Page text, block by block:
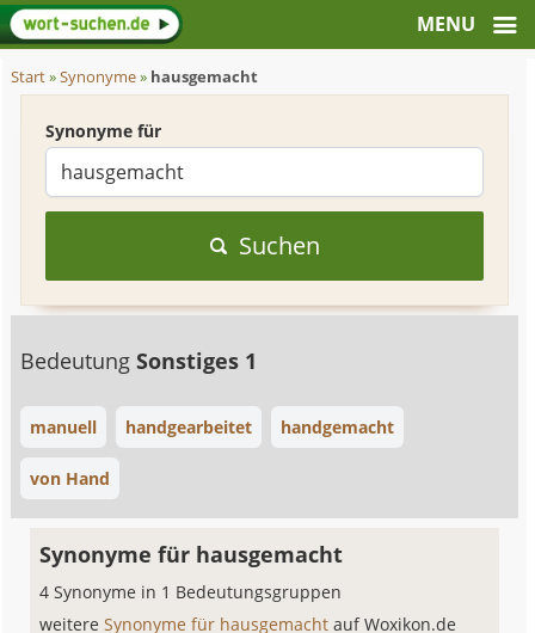
Start»Synonyme» hausgemacht
Synonyme für
Suchen
BedeutungSonstiges 1
manuell handgearbeitet handgemacht
von Hand
Synonyme für hausgemacht
4 Synonyme in 1 Bedeutungsgruppen
weitereSynonyme für hausgemachtauf Woxikon.de